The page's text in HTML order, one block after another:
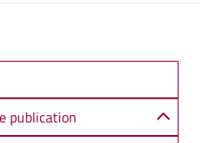
publication